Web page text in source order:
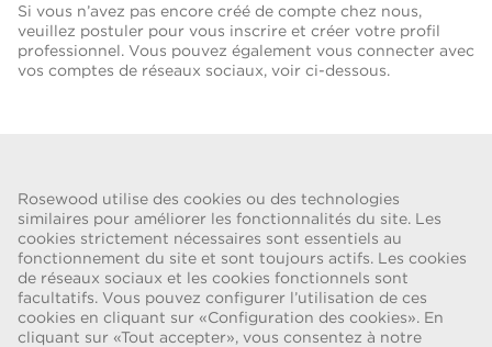
Rosewood utilise des cookies ou des technologies
similaires pour améliorer les fonctionnalités du site. Les
cookies strictement nécessaires sont essentiels au
fonctionnement du site et sont toujours actifs. Les cookies
de réseaux sociaux et les cookies fonctionnels sont
facultatifs. Vous pouvez configurer l’utilisation de ces
cookies en cliquant sur «Configuration des cookies». En
cliquant sur «Tout accepter», vous consentez à notre
Si vous n’avez pas encore créé de compte chez nous,
veuillez postuler pour vous inscrire et créer votre profil
professionnel. Vous pouvez également vous connecter avec
vos comptes de réseaux sociaux, voir ci-dessous.
ALERTE FRAUDE
Nous avons été informés d’une récente escroquerie selon laquelle des
personnes se faisant passer pour des recruteurs proposent des
contrats de travail pour le compte de Rosewood Hotel Group. Ces